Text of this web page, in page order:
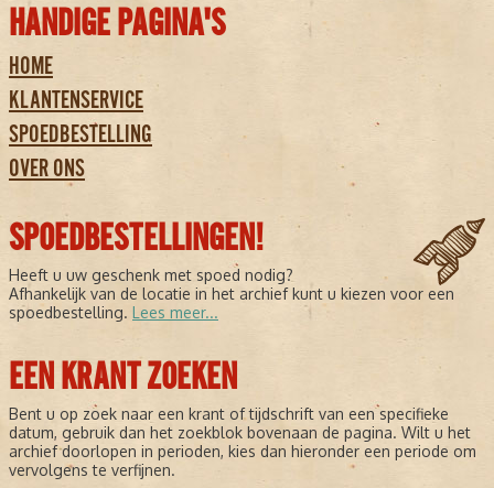
HANDIGE PAGINA'S
HOME
KLANTENSERVICE
SPOEDBESTELLING
OVER ONS
SPOEDBESTELLINGEN!
Heeft u uw geschenk met spoed nodig?
Afhankelijk van de locatie in het archief kunt u kiezen voor een
spoedbestelling. Lees meer...
EEN KRANT ZOEKEN
Bent u op zoek naar een krant of tijdschrift van een specifieke
datum, gebruik dan het zoekblok bovenaan de pagina. Wilt u het
archief doorlopen in perioden, kies dan hieronder een periode om
vervolgens te verfijnen.